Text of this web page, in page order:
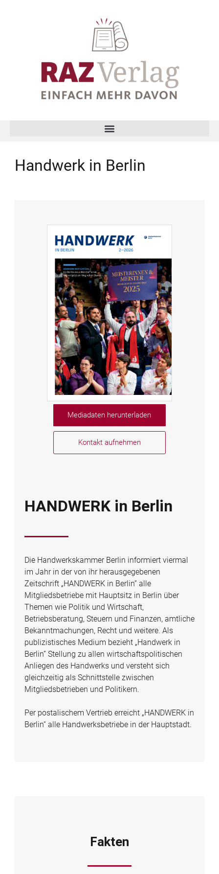
Handwerk in Berlin
Mediadaten herunterladen
Kontakt aufnehmen
HANDWERK in Berlin
Die Handwerkskammer Berlin informiert viermal
im Jahr in der von ihr herausgegebenen
Zeitschrift „HANDWERK in Berlin” alle
Mitgliedsbetriebe mit Hauptsitz in Berlin über
Themen wie Politik und Wirtschaft,
Betriebsberatung, Steuern und Finanzen, amtliche
Bekanntmachungen, Recht und weitere. Als
publizistisches Medium bezieht „Handwerk in
Berlin” Stellung zu allen wirtschaftspolitischen
Anliegen des Handwerks und versteht sich
gleichzeitig als Schnittstelle zwischen
Mitgliedsbetrieben und Politikern.
Per postalischem Vertrieb erreicht „HANDWERK in
Berlin“ alle Handwerksbetriebe in der Hauptstadt.
Fakten